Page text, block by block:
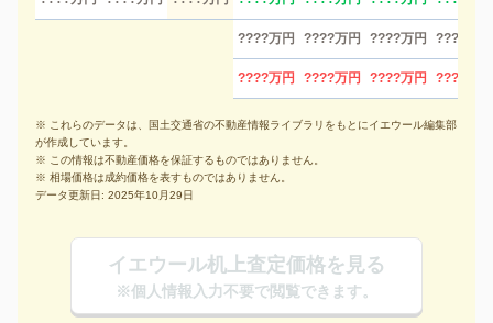
????万円 ????万円 ????万円 ????万円
????万円 ????万円 ????万円 ????万円
※ これらのデータは、国土交通省の不動産情報ライブラリをもとにイエウール編集部
が作成しています。
※ この情報は不動産価格を保証するものではありません。
※ 相場価格は成約価格を表すものではありません。
データ更新日: 2025年10月29日
イエウール机上査定価格を見る
※個人情報入力不要で閲覧できます。